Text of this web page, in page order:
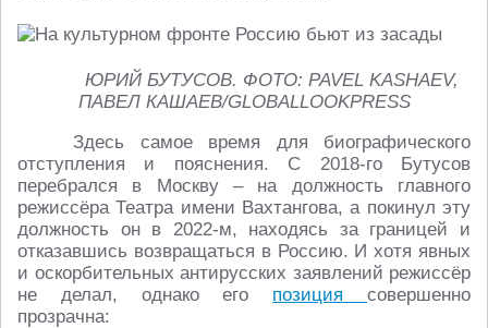
ЮРИЙ БУТУСОВ. ФОТО: PAVEL KASHAEV,
ПАВЕЛ КАШАЕВ/GLOBALLOOKPRESS
Здесь самое время для биографического
отступления и пояснения. С 2018-го Бутусов
перебрался в Москву – на должность главного
режиссёра Театра имени Вахтангова, а покинул эту
должность он в 2022-м, находясь за границей и
отказавшись возвращаться в Россию. И хотя явных
и оскорбительных антирусских заявлений режиссёр
не делал, однако его позициясовершенно
прозрачна: